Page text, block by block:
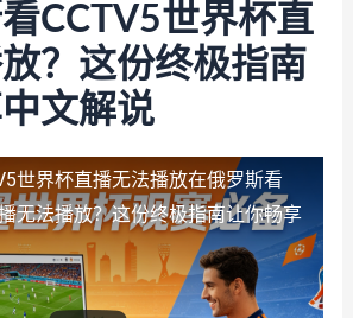
CCTV5世界杯直
？这份终极指南
文解说
世界杯直播无法播放在俄罗斯看
无法播放？这份终极指南让你畅享